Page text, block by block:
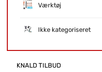
Værktøj
Ikke kategoriseret
KNALD TILBUD